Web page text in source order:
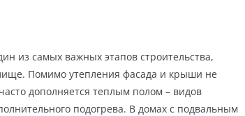
из самых важных этапов строительства,
Помимо утепления фасада и крыши не
дополняется теплым полом – видов
подогрева. В домах с подвальным